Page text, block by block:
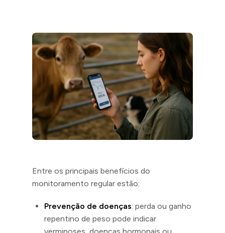
Entre os principais benefícios do
monitoramento regular estão:
Prevenção de doenças: perda ou ganho
repentino de peso pode indicar